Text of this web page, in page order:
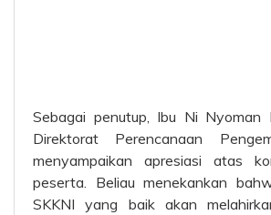
Sebagai penutup, Ibu Ni Nyoman
Direktorat Perencanaan
menyampaikan apresiasi atas
peserta. Beliau menekankan
SKKNI yang baik akan